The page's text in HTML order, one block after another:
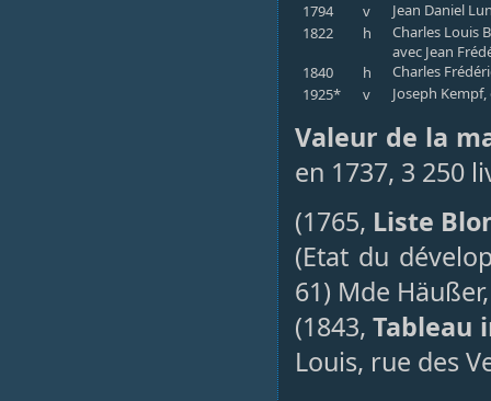
1794
v
Jean Daniel
1822
h
Charles Louis
avec Jean
1840
h
Charles
1925*
v Joseph
Valeur de la
en 1737, 3 250
(1765, Liste
(Etat du
61) Mde
(1843,Tableau
Louis, rue des